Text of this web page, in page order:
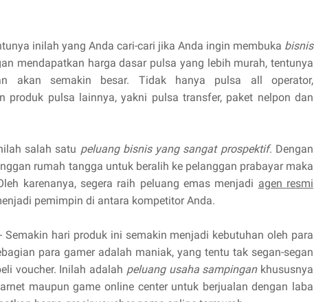
inilah yang Anda cari-cari jika Anda ingin membuka bisnis
mendapatkan harga dasar pulsa yang lebih murah, tentunya
akan semakin besar. Tidak hanya pulsa all operator,
produk pulsa lainnya, yakni pulsa transfer, paket nelpon dan
salah satu peluang bisnis yang sangat prospektif. Dengan
rumah tangga untuk beralih ke pelanggan prabayar maka
karenanya, segera raih peluang emas menjadi agen resmi
pemimpin di antara kompetitor Anda.
- Semakin hari produk ini semakin menjadi kebutuhan oleh para
para gamer adalah maniak, yang tentu tak segan-segan
voucher. Inilah adalah peluang usaha sampingankhususnya
maupun game online center untuk berjualan dengan laba